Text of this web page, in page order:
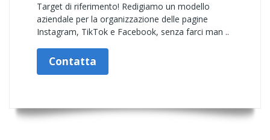
Target di riferimento! Redigiamo un modello
aziendale per la organizzazione delle pagine
Instagram, TikTok e Facebook, senza farci man ..
Contatta